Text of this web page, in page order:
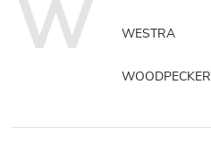
W WESTRA
WOODPECKER